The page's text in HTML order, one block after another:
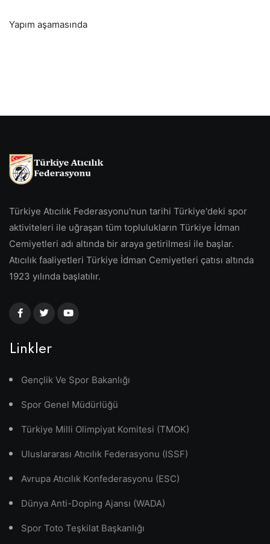
Yapım aşamasında
Türkiye Atıcılık Federasyonu'nun tarihi Türkiye'deki spor
aktiviteleri ile uğraşan tüm toplulukların Türkiye İdman
Cemiyetleri adı altında bir araya getirilmesi ile başlar.
Atıcılık faaliyetleri Türkiye İdman Cemiyetleri çatısı altında
1923 yılında başlatılır.
Linkler
Gençlik Ve Spor Bakanlığı
Spor Genel Müdürlüğü
Türkiye Milli Olimpiyat Komitesi (TMOK)
Uluslararası Atıcılık Federasyonu (ISSF)
Avrupa Atıcılık Konfederasyonu (ESC)
Dünya Anti-Doping Ajansı (WADA)
Spor Toto Teşkilat Başkanlığı